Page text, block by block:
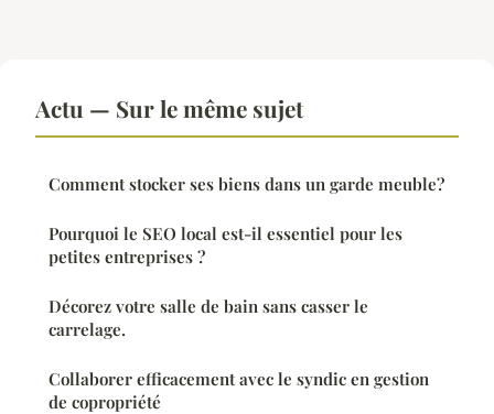
Actu — Sur le même sujet
Comment stocker ses biens dans un garde meuble?
Pourquoi le SEO local est-il essentiel pour les
petites entreprises ?
Décorez votre salle de bain sans casser le
carrelage.
Collaborer efficacement avec le syndic en gestion
de copropriété